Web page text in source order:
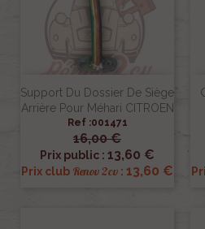
Support Du Dossier De Siège
Arrière Pour Méhari CITROEN
Ref :001471
16,00 €
Prix public : 13,60 €
Prix club Renov 2cv : 13,60 €